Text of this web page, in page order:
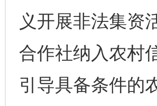
义开展非法集资
合作社纳入农村
引导具备条件的